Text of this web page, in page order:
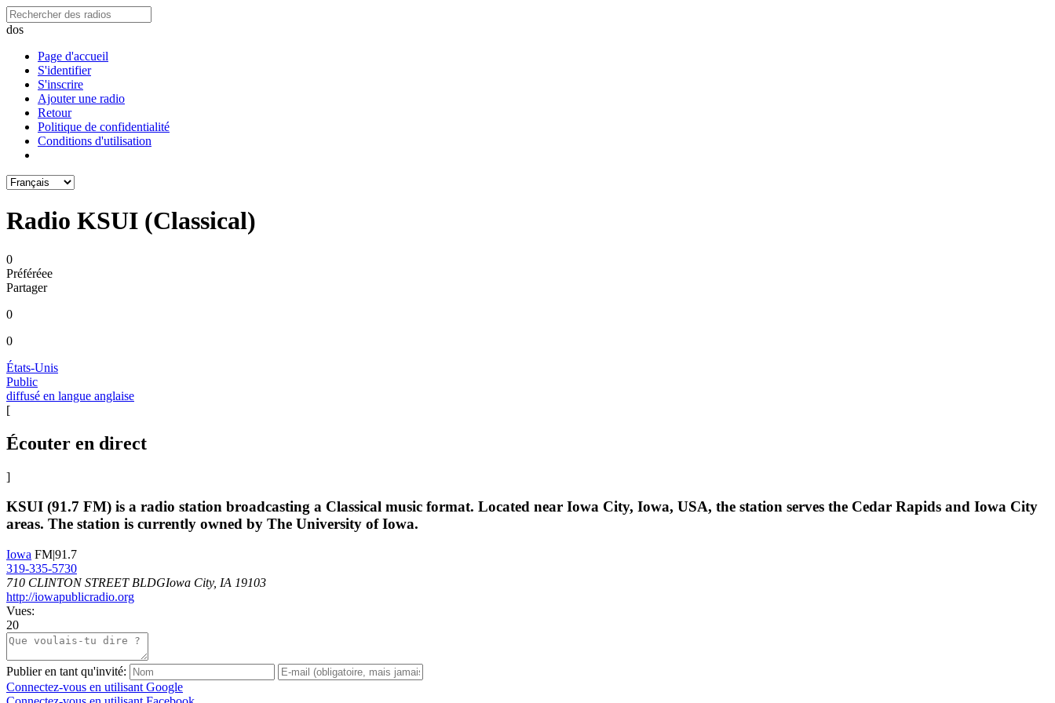
dos
Page d'accueil
S'identifier
S'inscrire
Ajouter une radio
Retour
Politique de confidentialité
Conditions d'utilisation
Radio KSUI (Classical)
0
Préféréeе
Partager
0
0
États-Unis
Public
diffusé en langue anglaise
[
Écouter en direct
]
KSUI (91.7 FM) is a radio station broadcasting a Classical music format. Located near Iowa City, Iowa, USA, the station serves the Cedar Rapids and Iowa City
areas. The station is currently owned by The University of Iowa.
Iowa FM|91.7
319-335-5730
710 CLINTON STREET BLDGIowa City, IA 19103
http://iowapublicradio.org
Vues:
20
Publier en tant qu'invité:
Connectez-vous en utilisant Google